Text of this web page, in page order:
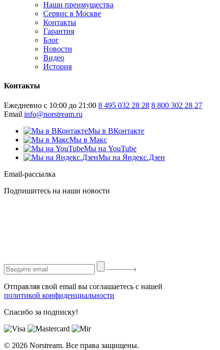
Наши преимущества
Сервис в Москве
Контакты
Гарантия
Блог
Новости
Видео
История
Контакты
Ежедневно с 10:00 до 21:00 8 495 032 28 28 8 800 302 28 27
Email info@norstream.ru
Мы в ВКонтакте
Мы в Макс
Мы на YouTube
Мы на Яндекс.Дзен
Email-рассылка
Подпишитесь на наши новости
Отправляя свой email вы соглашаетесь с нашей
политикой конфиденциальности
Спасибо за подписку!
© 2026 Norstream. Все права защищены.